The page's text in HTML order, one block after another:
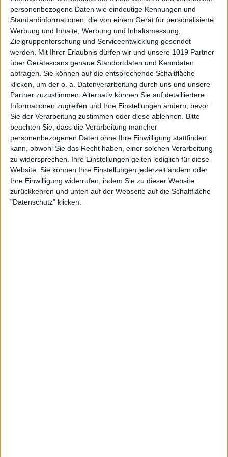
personenbezogene Daten wie eindeutige Kennungen und
Standardinformationen, die von einem Gerät für personalisierte
Werbung und Inhalte, Werbung und Inhaltsmessung,
Zielgruppenforschung und Serviceentwicklung gesendet
werden.
Mit Ihrer Erlaubnis dürfen wir und unsere 1019 Partner
über Gerätescans genaue Standortdaten und Kenndaten
abfragen. Sie können auf die entsprechende Schaltfläche
klicken, um der o. a. Datenverarbeitung durch uns und unsere
Partner zuzustimmen. Alternativ können Sie auf detailliertere
Informationen zugreifen und Ihre Einstellungen ändern, bevor
Sie der Verarbeitung zustimmen oder diese ablehnen.
Bitte
beachten Sie, dass die Verarbeitung mancher
personenbezogenen Daten ohne Ihre Einwilligung stattfinden
kann, obwohl Sie das Recht haben, einer solchen Verarbeitung
zu widersprechen. Ihre Einstellungen gelten lediglich für diese
Website. Sie können Ihre Einstellungen jederzeit ändern oder
Ihre Einwilligung widerrufen, indem Sie zu dieser Website
zurückkehren und unten auf der Webseite auf die Schaltfläche
"Datenschutz" klicken.